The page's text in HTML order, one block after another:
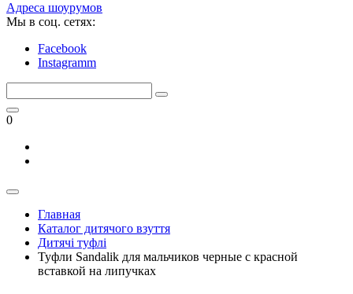
Адреса шоурумов
Мы в соц. сетях:
Facebook
Instagramm
0
Главная
Каталог дитячого взуття
Дитячі туфлі
Туфли Sandalik для мальчиков черные с красной
вставкой на липучках